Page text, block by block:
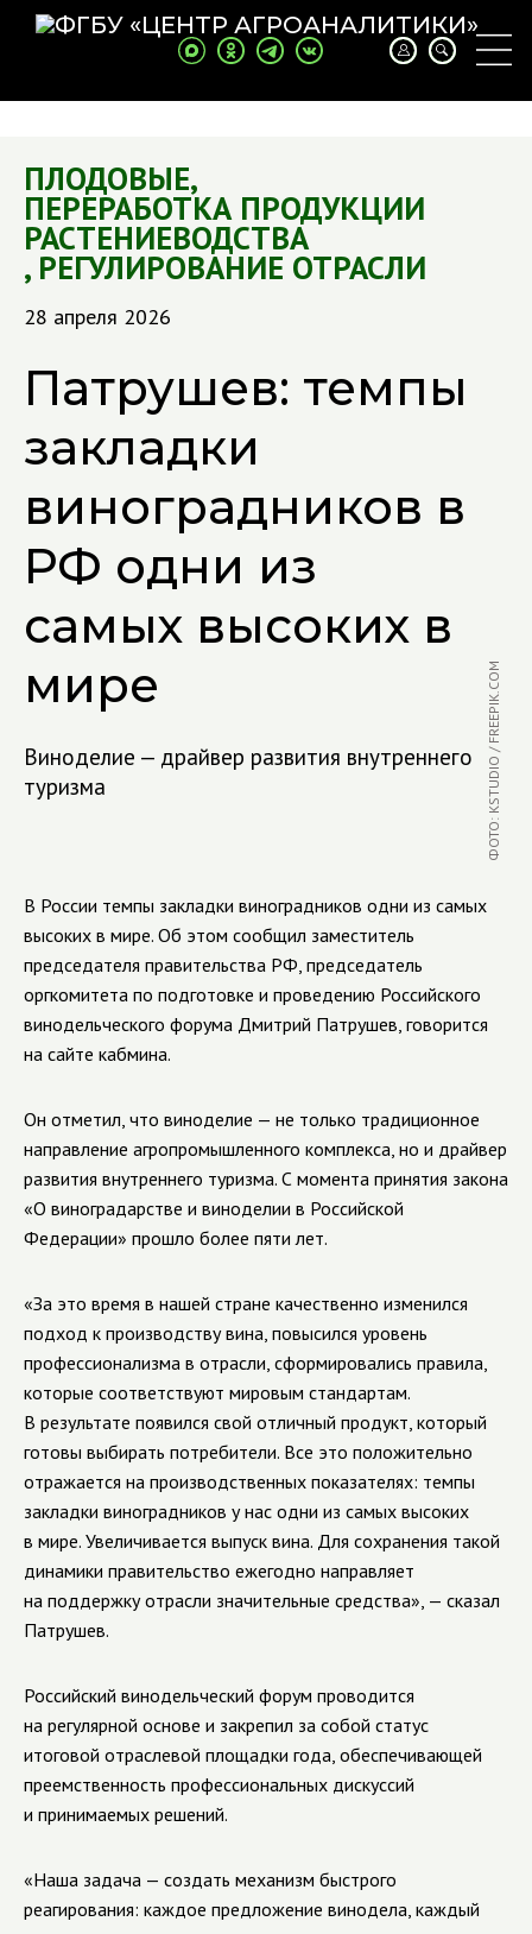
ПЛОДОВЫЕ,
ПЕРЕРАБОТКА ПРОДУКЦИИ
РАСТЕНИЕВОДСТВА
, РЕГУЛИРОВАНИЕ ОТРАСЛИ
28 апреля 2026
Патрушев: темпы
закладки
виноградников в
РФ одни из
самых высоких в
мире
Виноделие — драйвер развития внутреннего
туризма
ФОТО: KSTUDIO / FREEPIK.COM
В России темпы закладки виноградников одни из самых
высоких в мире. Об этом сообщил заместитель
председателя правительства РФ, председатель
оргкомитета по подготовке и проведению Российского
винодельческого форума Дмитрий Патрушев, говорится
на сайте кабмина.
Он отметил, что виноделие — не только традиционное
направление агропромышленного комплекса, но и драйвер
развития внутреннего туризма. С момента принятия закона
«О виноградарстве и виноделии в Российской
Федерации» прошло более пяти лет.
«За это время в нашей стране качественно изменился
подход к производству вина, повысился уровень
профессионализма в отрасли, сформировались правила,
которые соответствуют мировым стандартам.
В результате появился свой отличный продукт, который
готовы выбирать потребители. Все это положительно
отражается на производственных показателях: темпы
закладки виноградников у нас одни из самых высоких
в мире. Увеличивается выпуск вина. Для сохранения такой
динамики правительство ежегодно направляет
на поддержку отрасли значительные средства», — сказал
Патрушев.
Российский винодельческий форум проводится
на регулярной основе и закрепил за собой статус
итоговой отраслевой площадки года, обеспечивающей
преемственность профессиональных дискуссий
и принимаемых решений.
«Наша задача — создать механизм быстрого
реагирования: каждое предложение винодела, каждый